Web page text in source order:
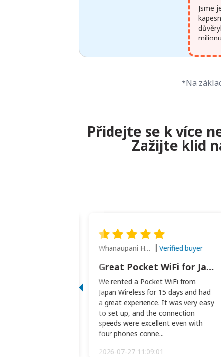
Jsme
*Na
Přidejte se k více
Zažijte klid
Whanaupani Henry Joseph Macown Verified buyer
Great Pocket WiFi for Japan Travel
We rented a Pocket WiFi from
Japan Wireless for 15 days and had
a great experience. It was very easy
to set up, and the connection
speeds were excellent even with
four phones conne...
2026-07-27 11:09:01